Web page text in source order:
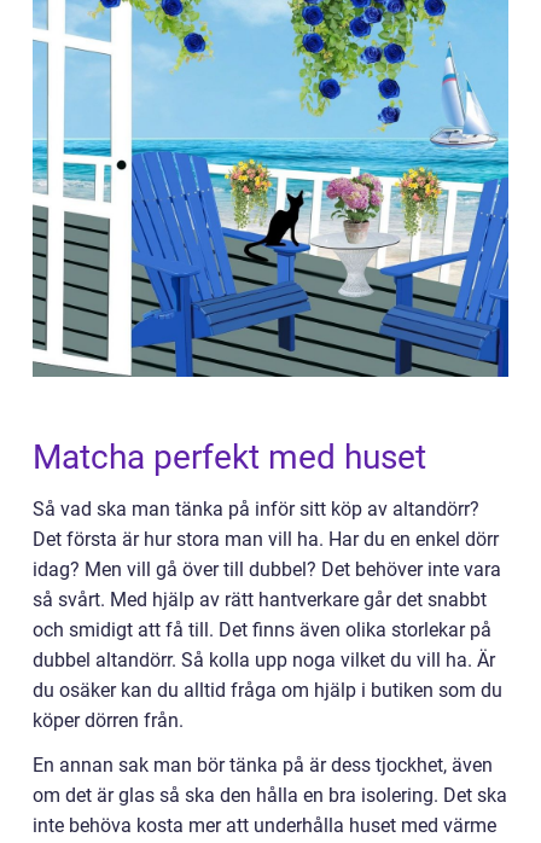
Matcha perfekt med huset
Så vad ska man tänka på inför sitt köp av altandörr?
Det första är hur stora man vill ha. Har du en enkel dörr
idag? Men vill gå över till dubbel? Det behöver inte vara
så svårt. Med hjälp av rätt hantverkare går det snabbt
och smidigt att få till. Det finns även olika storlekar på
dubbel altandörr. Så kolla upp noga vilket du vill ha. Är
du osäker kan du alltid fråga om hjälp i butiken som du
köper dörren från.
En annan sak man bör tänka på är dess tjockhet, även
om det är glas så ska den hålla en bra isolering. Det ska
inte behöva kosta mer att underhålla huset med värme